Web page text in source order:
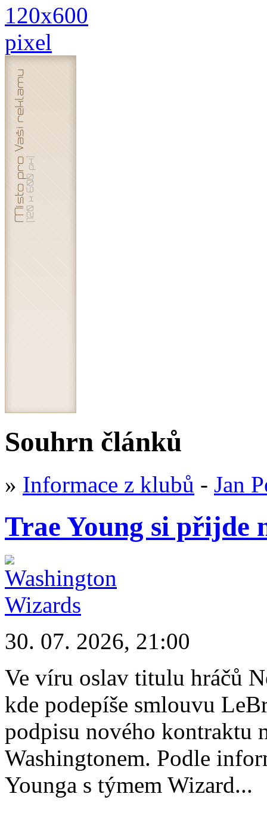
Souhrn článků
» Informace z klubů - Jan
Trae Young si přijde
30. 07. 2026, 21:00
Ve víru oslav titulu hráčů
kde podepíše smlouvu
podpisu nového kontraktu
Washingtonem. Podle
Younga s týmem Wizard...